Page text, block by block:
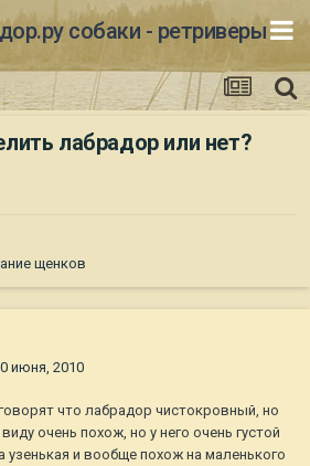
собаки - ретриверы
лабрадор или нет?
щенков
июня, 2010
что лабрадор чистокровный, но
очень похож, но у него очень густой
и вообще похож на маленького